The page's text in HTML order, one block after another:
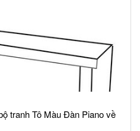
tranh Tô Màu Đàn Piano về